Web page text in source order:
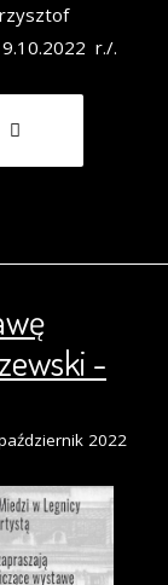
r./.
-
2022